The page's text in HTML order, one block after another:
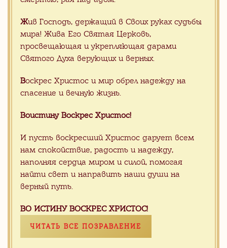
без риска и проблем, связанных с
организацией международной
поставки прямо к вратам храма.
Хотите сделать заказ, но не
Вашими пожелания. Мы с радостью
Вам поможем
Жив Господь, держащий в Своих руках судьбы
мира! Жива Его Святая Церковь,
просвещающая и укрепляющая дарами
Святого Духа верующих и верных.
Воскрес Христос и мир обрел надежду на
спасение и вечную жизнь.
Воистину Воскрес Христос!
И пусть воскресший Христос дарует всем
нам спокойствие, радость и надежду,
наполняя сердца миром и силой, помогая
найти свет и направить наши души на
верный путь.
ВО ИСТИНУ ВОСКРЕС ХРИСТОС!
ЧИТАТЬ ВСЕ ПОЗРАВЛЕНИЕ